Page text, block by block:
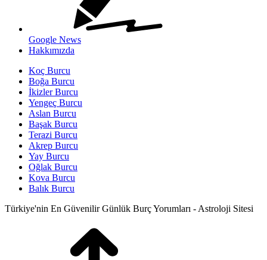
Google News
Hakkımızda
Koç Burcu
Boğa Burcu
İkizler Burcu
Yengeç Burcu
Aslan Burcu
Başak Burcu
Terazi Burcu
Akrep Burcu
Yay Burcu
Oğlak Burcu
Kova Burcu
Balık Burcu
Türkiye'nin En Güvenilir Günlük Burç Yorumları - Astroloji Sitesi